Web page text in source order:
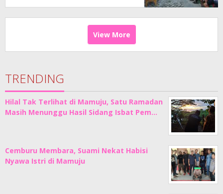
View More
TRENDING
Hilal Tak Terlihat di Mamuju, Satu Ramadan
Masih Menunggu Hasil Sidang Isbat Pem…
Cemburu Membara, Suami Nekat Habisi
Nyawa Istri di Mamuju